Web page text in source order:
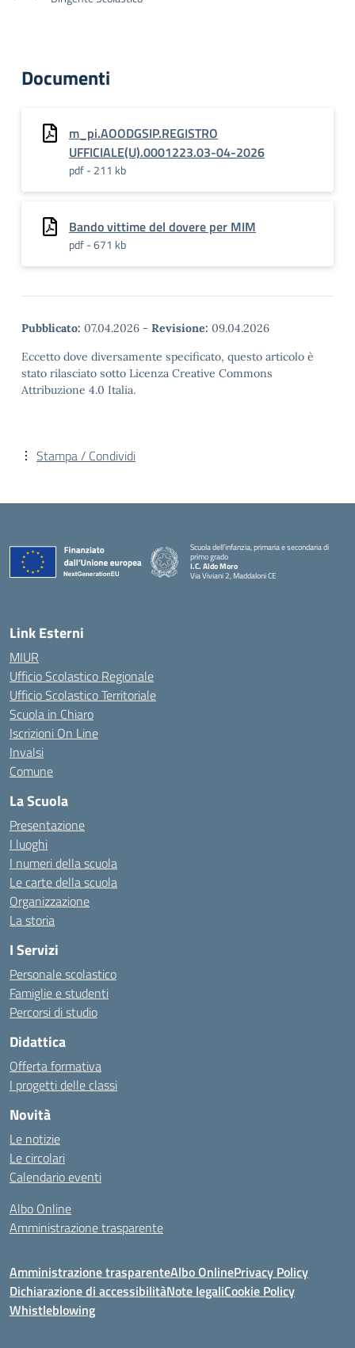
Documenti
m_pi.AOODGSIP.REGISTRO
UFFICIALE(U).0001223.03-04-2026
pdf - 211 kb
Bando vittime del dovere per MIM
pdf - 671 kb
Pubblicato: 07.04.2026 - Revisione: 09.04.2026
Eccetto dove diversamente specificato, questo articolo è
stato rilasciato sotto Licenza Creative Commons
Attribuzione 4.0 Italia.
Stampa / Condividi
Scuola dell’infanzia, primaria e secondaria di
primo grado
I.C. Aldo Moro
Via Viviani 2, Maddaloni CE
Link Esterni
MIUR
Ufficio Scolastico Regionale
Ufficio Scolastico Territoriale
Scuola in Chiaro
Iscrizioni On Line
Invalsi
Comune
La Scuola
Presentazione
I luoghi
I numeri della scuola
Le carte della scuola
Organizzazione
La storia
I Servizi
Personale scolastico
Famiglie e studenti
Percorsi di studio
Didattica
Offerta formativa
I progetti delle classi
Novità
Le notizie
Le circolari
Calendario eventi
Albo Online
Amministrazione trasparente
Amministrazione trasparenteAlbo OnlinePrivacy Policy
Dichiarazione di accessibilitàNote legaliCookie Policy
Whistleblowing